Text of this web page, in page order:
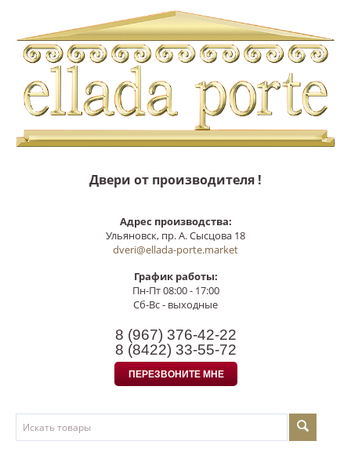
Двери от производителя !
Адрес производства:
Ульяновск, пр. А. Сысцова 18
dveri@ellada-porte.market
График работы:
Пн-Пт 08:00 - 17:00
Сб-Вс - выходные
8 (967) 376-42-22
8 (8422) 33-55-72
ПЕРЕЗВОНИТЕ МНЕ